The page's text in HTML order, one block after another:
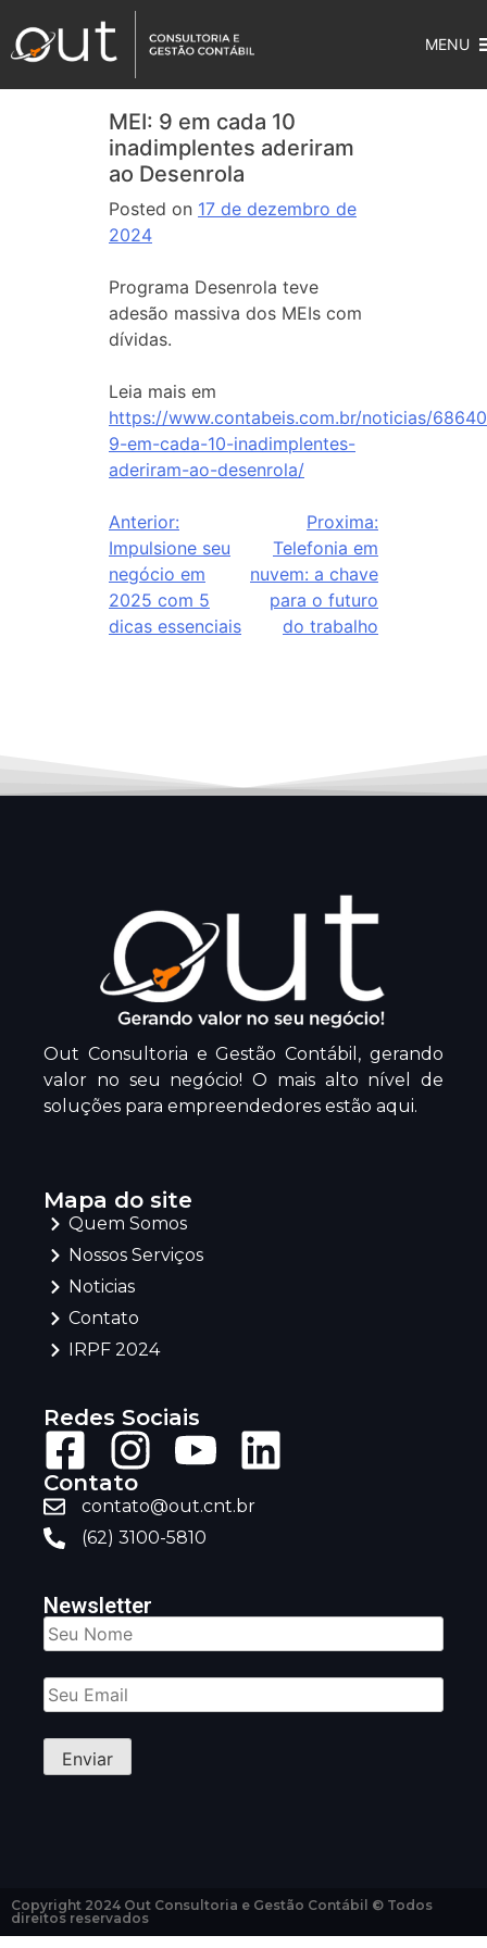
MENU
MEI: 9 em cada 10
inadimplentes aderiram
ao Desenrola
Posted on 17 de dezembro de
2024
Programa Desenrola teve
adesão massiva dos MEIs com
dívidas.
Leia mais em
https://www.contabeis.com.br/noticias/
9-em-cada-10-inadimplentes-
aderiram-ao-desenrola/
Anterior:
Impulsione seu
negócio em
2025 com 5
dicas essenciais
Proxima:
Telefonia em
nuvem: a chave
para o futuro
do trabalho
Out Consultoria e Gestão Contábil, gerando
valor no seu negócio! O mais alto nível de
soluções para empreendedores estão aqui.
Mapa do site
Quem Somos
Nossos Serviços
Noticias
Contato
IRPF 2024
Redes Sociais
Contato
contato@out.cnt.br
(62) 3100-5810
Newsletter
Copyright 2024 Out Consultoria e Gestão Contábil © Todos
direitos reservados